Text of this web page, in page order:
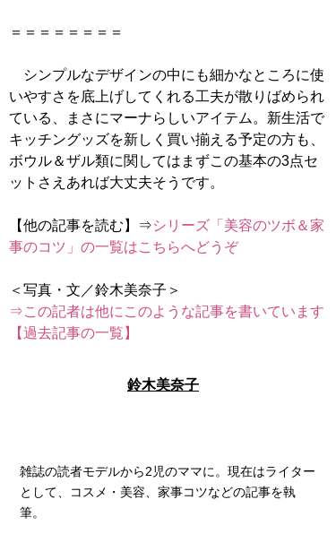
＝＝＝＝＝＝＝＝
シンプルなデザインの中にも細かなところに使
いやすさを底上げしてくれる工夫が散りばめられ
ている、まさにマーナらしいアイテム。新生活で
キッチングッズを新しく買い揃える予定の方も、
ボウル＆ザル類に関してはまずこの基本の3点セ
ットさえあれば大丈夫そうです。
【他の記事を読む】⇒シリーズ「美容のツボ＆家
事のコツ」の一覧はこちらへどうぞ
⇒この記者は他にこのような記事を書いています
【過去記事の一覧】
鈴木美奈子
雑誌の読者モデルから2児のママに。現在はライター
として、コスメ・美容、家事コツなどの記事を執
筆。